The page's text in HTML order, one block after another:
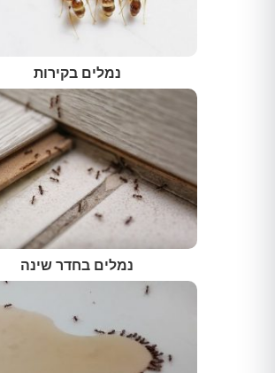
נמלים בקירות
נמלים בחדר שינה